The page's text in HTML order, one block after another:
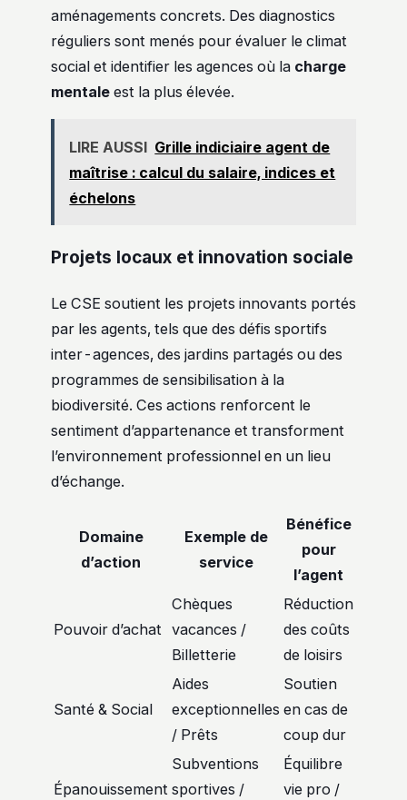
aménagements concrets. Des diagnostics
réguliers sont menés pour évaluer le climat
social et identifier les agences où la charge
mentale est la plus élevée.
LIRE AUSSI Grille indiciaire agent de
maîtrise : calcul du salaire, indices et
échelons
Projets locaux et innovation sociale
Le CSE soutient les projets innovants portés
par les agents, tels que des défis sportifs
inter-agences, des jardins partagés ou des
programmes de sensibilisation à la
biodiversité. Ces actions renforcent le
sentiment d’appartenance et transforment
l’environnement professionnel en un lieu
d’échange.
Domaine
d’action
Exemple de
service
Bénéfice
pour
l’agent
Pouvoir d’achat
Chèques
vacances /
Billetterie
Réduction
des coûts
de loisirs
Santé & Social
Aides
exceptionnelles
/ Prêts
Soutien
en cas de
coup dur
Épanouissement
Subventions
sportives /
Équilibre
vie pro /